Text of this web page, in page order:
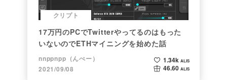
クリプト
17万円のPCでTwitterやってるのはもった
いないのでETHマイニングを始めた話
nnppnpp（んぺー）
2021/09/08
1.34k ALIS
46.60 ALIS